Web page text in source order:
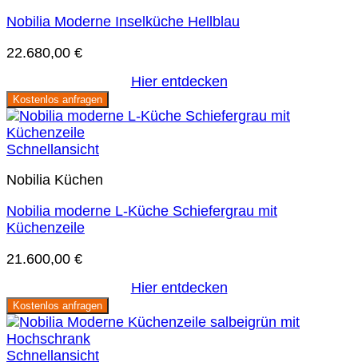
Nobilia Moderne Inselküche Hellblau
22.680,00 €
Hier entdecken
Kostenlos anfragen
Schnellansicht
Nobilia Küchen
Nobilia moderne L-Küche Schiefergrau mit
Küchenzeile
21.600,00 €
Hier entdecken
Kostenlos anfragen
Schnellansicht